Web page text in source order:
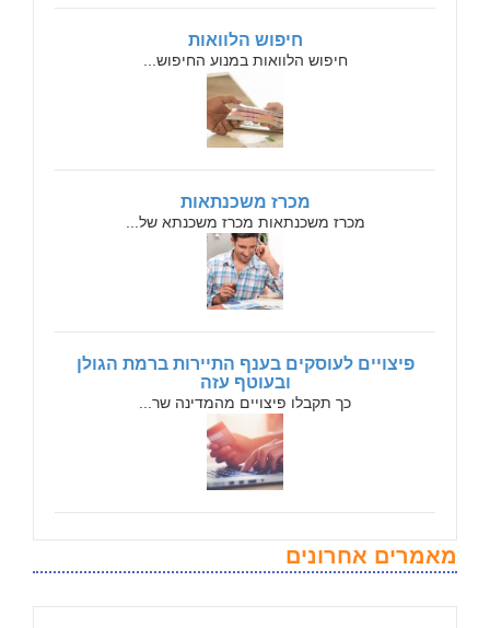
חיפוש הלוואות
חיפוש הלוואות במנוע החיפוש...
מכרז משכנתאות
מכרז משכנתאות מכרז משכנתא של...
פיצויים לעוסקים בענף התיירות ברמת הגולן
ובעוטף עזה
כך תקבלו פיצויים מהמדינה שר...
מאמרים אחרונים